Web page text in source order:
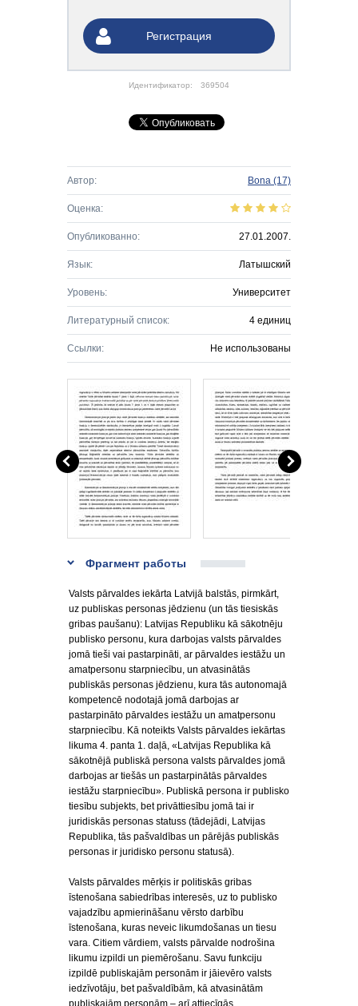
Регистрация
Идентификатор: 369504
Автор: Bona (17)
Оценка:
Опубликованно: 27.01.2007.
Язык: Латышский
Уровень: Университет
Литературный список: 4 единиц
Ссылки: Не использованы
Фрагмент работы
Valsts pārvaldes iekārta Latvijā balstās, pirmkārt,
uz publiskas personas jēdzienu (un tās tiesiskās
gribas paušanu): Latvijas Republiku kā sākotnēju
publisko personu, kura darbojas valsts pārvaldes
jomā tieši vai pastarpināti, ar pārvaldes iestāžu un
amatpersonu starpniecību, un atvasinātās
publiskās personas jēdzienu, kura tās autonomajā
kompetencē nodotajā jomā darbojas ar
pastarpināto pārvaldes iestāžu un amatpersonu
starpniecību. Kā noteikts Valsts pārvaldes iekārtas
likuma 4. panta 1. daļā, «Latvijas Republika kā
sākotnējā publiskā persona valsts pārvaldes jomā
darbojas ar tiešās un pastarpinātās pārvaldes
iestāžu starpniecību». Publiskā persona ir publisko
tiesību subjekts, bet privāttiesību jomā tai ir
juridiskās personas statuss (tādejādi, Latvijas
Republika, tās pašvaldības un pārējās publiskās
personas ir juridisko personu statusā).
Valsts pārvaldes mērķis ir politiskās gribas
īstenošana sabiedrības interesēs, uz to publisko
vajadzību apmierināšanu vērsto darbību
īstenošana, kuras neveic likumdošanas un tiesu
vara. Citiem vārdiem, valsts pārvalde nodrošina
likumu izpildi un piemērošanu. Savu funkciju
izpildē publiskajām personām ir jāievēro valsts
iedzīvotāju, bet pašvaldībām, kā atvasinātām
publiskajām personām – arī attiecīgās